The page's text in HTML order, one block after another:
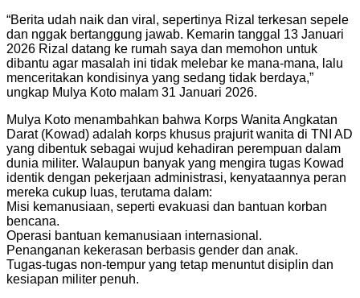
“Berita udah naik dan viral, sepertinya Rizal terkesan sepele
dan nggak bertanggung jawab. Kemarin tanggal 13 Januari
2026 Rizal datang ke rumah saya dan memohon untuk
dibantu agar masalah ini tidak melebar ke mana-mana, lalu
menceritakan kondisinya yang sedang tidak berdaya,”
ungkap Mulya Koto malam 31 Januari 2026.
Mulya Koto menambahkan bahwa Korps Wanita Angkatan
Darat (Kowad) adalah korps khusus prajurit wanita di TNI AD
yang dibentuk sebagai wujud kehadiran perempuan dalam
dunia militer. Walaupun banyak yang mengira tugas Kowad
identik dengan pekerjaan administrasi, kenyataannya peran
mereka cukup luas, terutama dalam:
Misi kemanusiaan, seperti evakuasi dan bantuan korban
bencana.
Operasi bantuan kemanusiaan internasional.
Penanganan kekerasan berbasis gender dan anak.
Tugas-tugas non-tempur yang tetap menuntut disiplin dan
kesiapan militer penuh.